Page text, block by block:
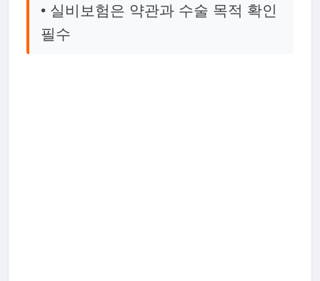
• 실비보험은 약관과 수술 목적 확인
필수